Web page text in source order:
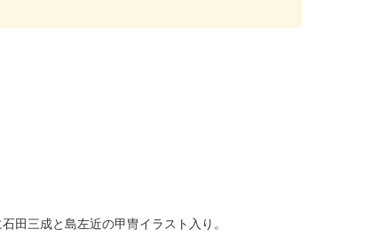
三成と島左近の甲冑イラスト入り。